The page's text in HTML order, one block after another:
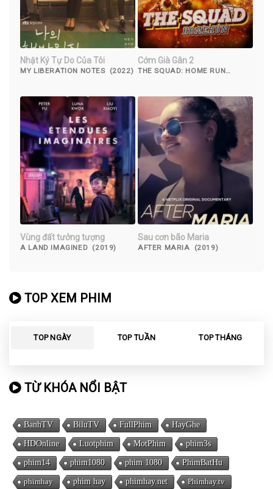
Nhật Ký Tự Do Của Tôi
MY LIBERATION NOTES (2022)
Cớm Già Gân 2
THE SQUAD: HOME RUN
Vùng đất tưởng tượng
A LAND IMAGINED (2019)
Sau cơn bão Maria
AFTER MARIA (2019)
TOP XEM PHIM
TOP NGÀY TOP TUẦN TOP THÁNG
TỪ KHÓA NỔI BẬT
BanhTV BiluTV FullPhim HayGhe
HDOnline Luotphim MotPhim phim3s
phim14 phim1080 phim 1080 PhimBatHu
phimhay phim hay phimhay.net Phimhay.tv